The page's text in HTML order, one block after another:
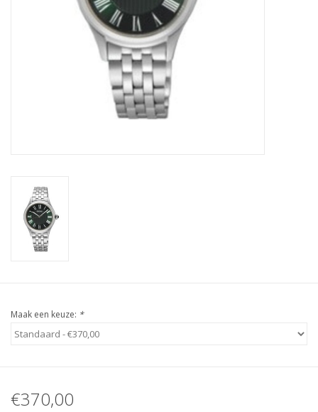
Maak een keuze: *
€370,00